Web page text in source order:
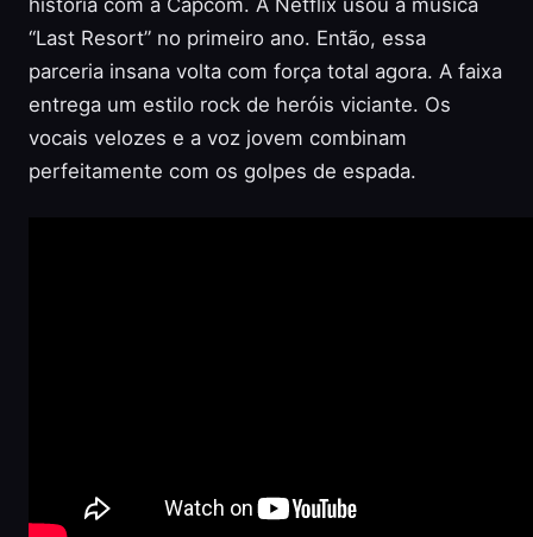
história com a Capcom. A Netflix usou a música
“Last Resort” no primeiro ano. Então, essa
parceria insana volta com força total agora. A faixa
entrega um estilo rock de heróis viciante. Os
vocais velozes e a voz jovem combinam
perfeitamente com os golpes de espada.